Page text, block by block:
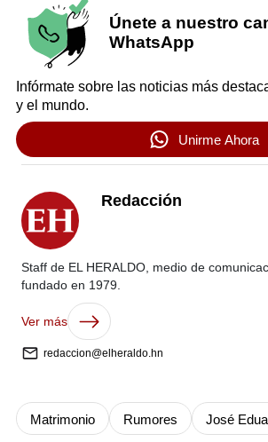
Únete a nuestro
WhatsApp
Infórmate sobre las noticias más
y el mundo.
Unirme Ahora
Redacción
Staff de EL HERALDO, medio de
fundado en 1979.
Ver más
redaccion@elheraldo.hn
Matrimonio Rumores José